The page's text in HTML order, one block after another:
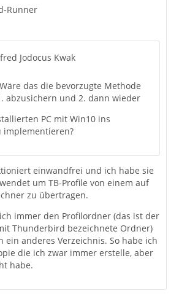
Runner
Jodocus Kwak
das die bevorzugte Methode
abzusichern und 2. dann wieder
PC mit Win10 ins
einwandfrei und ich habe sie
um TB-Profile von einem auf
zu übertragen.
immer den Profilordner (das ist der
Thunderbird bezeichnete Ordner)
ein anderes Verzeichnis. So habe ich
die ich zwar immer erstelle, aber
habe.